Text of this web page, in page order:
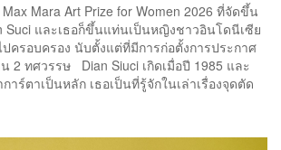
Mara Art Prize for Women 2026 ที่จัดขึ้น
Suci และเธอก็ขึ้นแท่นเป็นหญิงชาวอินโดนีเซีย
ครอบครอง นับตั้งแต่ที่มีการก่อตั้งการประกาศ
2 ทศวรรษ Dian Siuci เกิดเมื่อปี 1985 และ
าร์ตาเป็นหลัก เธอเป็นที่รู้จักในเล่าเรื่องจุดตัด